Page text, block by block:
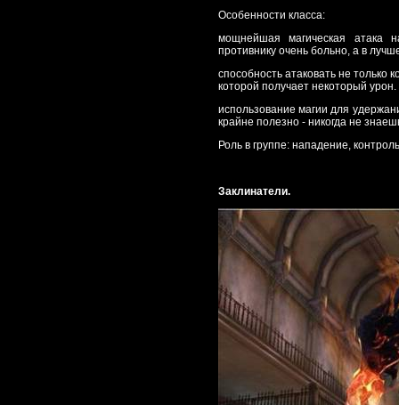
Особенности класса:
мощнейшая магическая атака
противнику очень больно, а в
способность атаковать не только
которой получает некоторый урон.
использование магии для
крайне полезно - никогда не
Роль в группе: нападение,
Заклинатели.